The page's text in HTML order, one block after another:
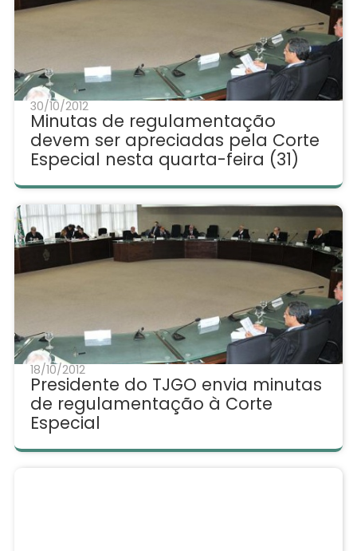
30/10/2012
Minutas de regulamentação
devem ser apreciadas pela Corte
Especial nesta quarta-feira (31)
18/10/2012
Presidente do TJGO envia minutas
de regulamentação à Corte
Especial